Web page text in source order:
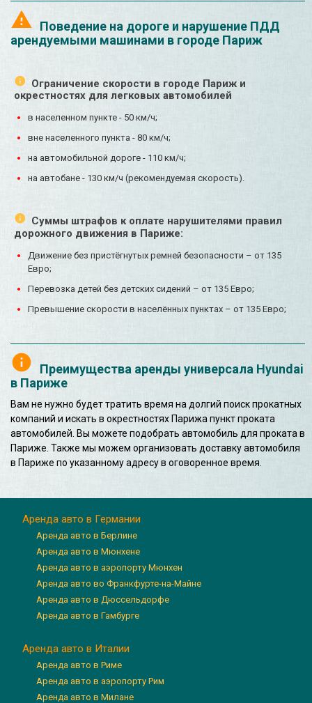
Поведение на дороге и нарушение ПДД
арендуемыми машинами в городе Париж
Ограничение скорости в городе Париж и
окрестностях для легковых автомобилей
в населенном пункте - 50 км/ч;
вне населенного пункта - 80 км/ч;
на автомобильной дороге - 110 км/ч;
на автобане - 130 км/ч (рекомендуемая скорость).
Суммы штрафов к оплате нарушителями правил
дорожного движения в Париже:
Движение без пристёгнутых ремней безопасности – от 135
Евро;
Перевозка детей без детских сидений – от 135 Евро;
Превышение скорости в населённых пунктах – от 135 Евро;
Преимущества аренды универсала Hyundai
в Париже
Вам не нужно будет тратить время на долгий поиск прокатных
компаний и искать в окрестностях Парижа пункт проката
автомобилей. Вы можете подобрать автомобиль для проката в
Париже. Также мы можем организовать доставку автомобиля
в Париже по указанному адресу в оговоренное время.
Аренда авто в Германии
Аренда авто в Берлине
Аренда авто в Мюнхене
Аренда авто в аэропорту Мюнхен
Аренда авто во Франкфурте-на-Майне
Аренда авто в Дюссельдорфе
Аренда авто в Гамбурге
Аренда авто в Италии
Аренда авто в Риме
Аренда авто в аэропорту Рим
Аренда авто в Милане